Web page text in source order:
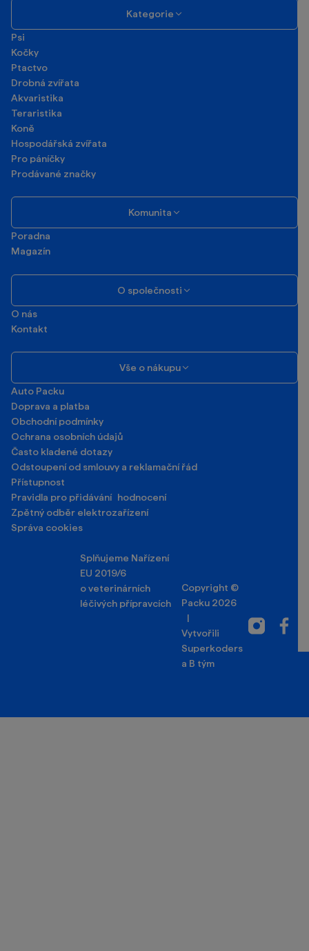
Kategorie
Psi
Kočky
Ptactvo
Drobná zvířata
Akvaristika
Teraristika
Koně
Hospodářská zvířata
Pro páníčky
Prodávané značky
Komunita
Poradna
Magazín
O společnosti
O nás
Kontakt
Vše o nákupu
Auto Packu
Doprava a platba
Obchodní podmínky
Ochrana osobních údajů
Často kladené dotazy
Odstoupení od smlouvy a reklamační řád
Přístupnost
Pravidla pro přidávání hodnocení
Zpětný odběr elektrozařízení
Správa cookies
Splňujeme Nařízení
EU 2019/6
o veterinárních
léčivých přípravcích
Copyright ©
Packu 2026
|
Vytvořili
Superkoders
a B tým
Instagram